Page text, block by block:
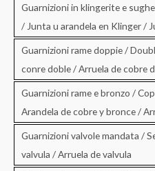
Guarnizioni in klingerite e
/ Junta u arandela en Klinger /
Guarnizioni rame doppie /
conre doble / Arruela de cobre
Guarnizioni rame e bronzo /
Arandela de cobre y bronce /
Guarnizioni valvole mandata /
valvula / Arruela de valvula